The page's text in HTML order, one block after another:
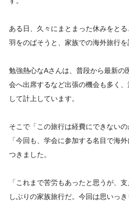
ある日、久々にまとまった休みをと
羽をのばそうと、家族での海外旅行を
勉強熱心なAさんは、普段から最新の
会へ出席するなど出張の機会も多く
して計上しています。
そこで「この旅行は経費にできないの
「今回も、学会に参加する名目で海
つきました。
「これまで苦労もあったと思うが、
しぶりの家族旅行だ。今回は思いっき